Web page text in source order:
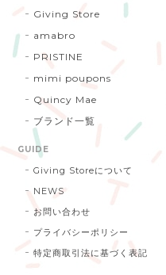
Giving Store
amabro
PRISTINE
mimi poupons
Quincy Mae
ブランド一覧
GUIDE
Giving Storeについて
NEWS
お問い合わせ
プライバシーポリシー
特定商取引法に基づく表記